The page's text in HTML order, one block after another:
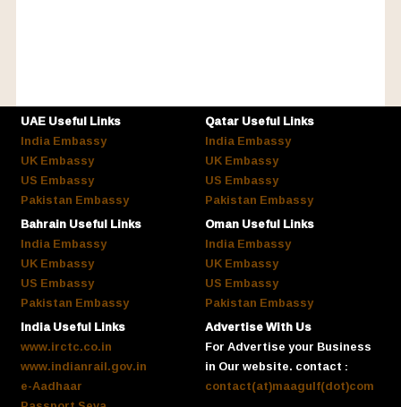
UAE Useful Links
India Embassy
UK Embassy
US Embassy
Pakistan Embassy
Qatar Useful Links
India Embassy
UK Embassy
US Embassy
Pakistan Embassy
Bahrain Useful Links
India Embassy
UK Embassy
US Embassy
Pakistan Embassy
Oman Useful Links
India Embassy
UK Embassy
US Embassy
Pakistan Embassy
India Useful Links
www.irctc.co.in
www.indianrail.gov.in
e-Aadhaar
Advertise With Us
For Advertise your Business
in Our website. contact :
contact(at)maagulf(dot)com